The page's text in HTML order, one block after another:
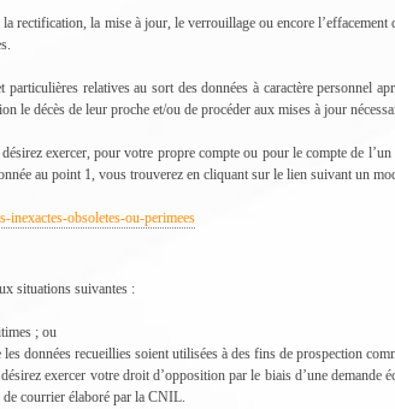
rectification, la mise à jour, le verrouillage ou encore l’effacement
relatives au sort des données à caractère personnel
le décès de leur proche et/ou de procéder aux mises à jour
exercer, pour votre propre compte ou pour le compte de
au point 1, vous trouverez en cliquant sur le lien suivant un
obsoletes-ou-perimees
situations suivantes :
; ou
données recueillies soient utilisées à des fins de prospection
exercer votre droit d’opposition par le biais d’une demande
courrier élaboré par la CNIL.